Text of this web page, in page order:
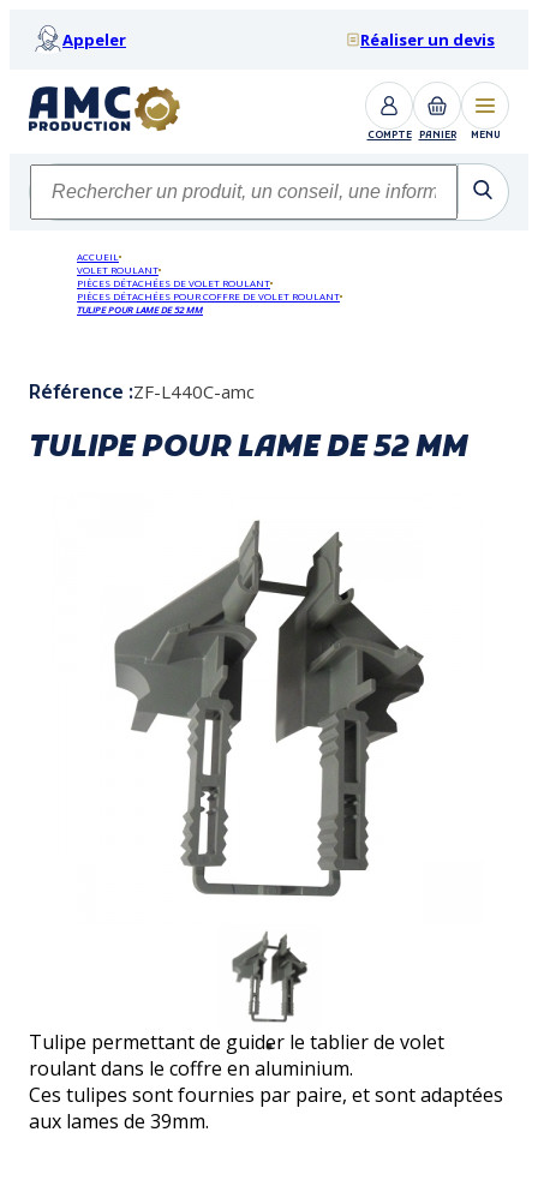
Appeler Réaliser un devis
COMPTE PANIER MENU
ACCUEIL
VOLET ROULANT
PIÈCES DÉTACHÉES DE VOLET ROULANT
PIÈCES DÉTACHÉES POUR COFFRE DE VOLET ROULANT
TULIPE POUR LAME DE 52 MM
Référence :ZF-L440C-amc
TULIPE POUR LAME DE 52 MM
Tulipe permettant de guider le tablier de volet
roulant dans le coffre en aluminium.
Ces tulipes sont fournies par paire, et sont adaptées
aux lames de 39mm.